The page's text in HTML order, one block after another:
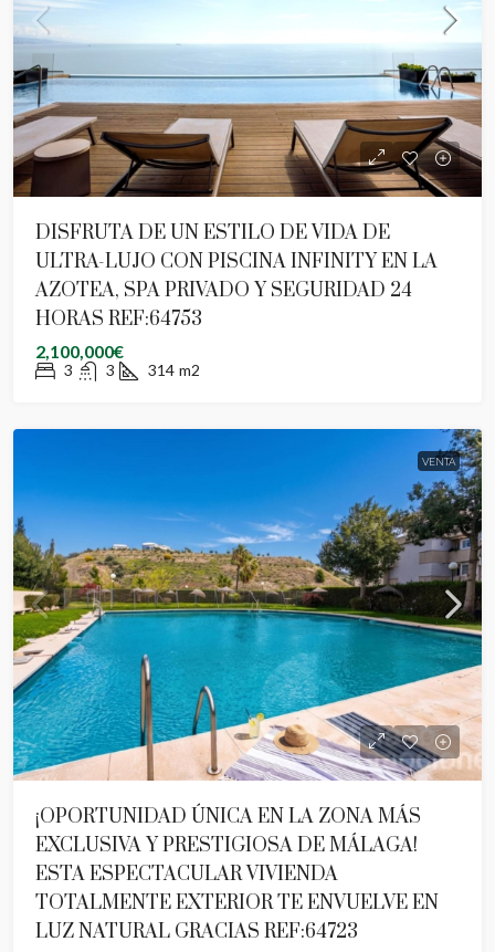
DISFRUTA DE UN ESTILO DE VIDA DE
ULTRA-LUJO CON PISCINA INFINITY EN LA
AZOTEA, SPA PRIVADO Y SEGURIDAD 24
HORAS REF:64753
2,100,000€
3 3 314 m2
VENTA
¡OPORTUNIDAD ÚNICA EN LA ZONA MÁS
EXCLUSIVA Y PRESTIGIOSA DE MÁLAGA!
ESTA ESPECTACULAR VIVIENDA
TOTALMENTE EXTERIOR TE ENVUELVE EN
LUZ NATURAL GRACIAS REF:64723